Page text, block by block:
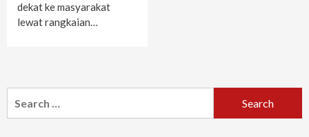
dekat ke masyarakat
lewat rangkaian…
for: